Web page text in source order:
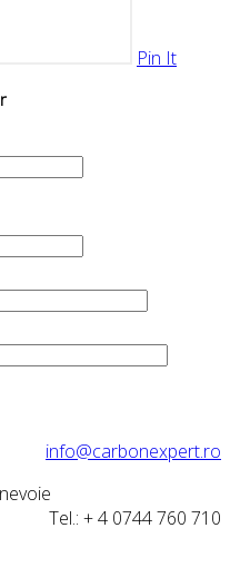
Pin It
info@carbonexpert.ro
Tel.: + 4 0744 760 710